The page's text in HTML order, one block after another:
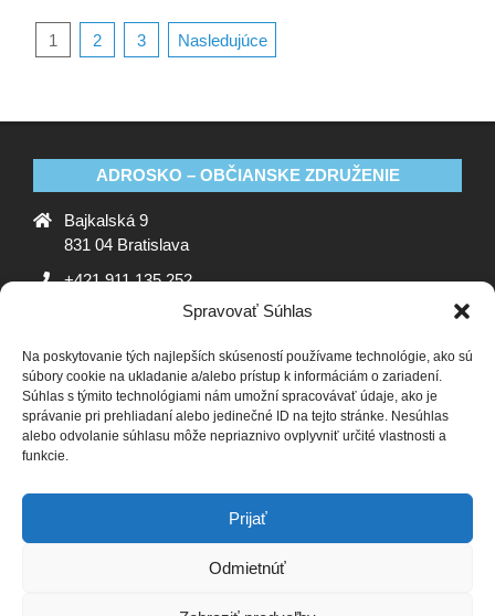
Spravovať Súhlas
Na poskytovanie tých najlepších skúseností používame technológie, ako sú
súbory cookie na ukladanie a/alebo prístup k informáciám o zariadení.
Súhlas s týmito technológiami nám umožní spracovávať údaje, ako je
správanie pri prehliadaní alebo jedinečné ID na tejto stránke. Nesúhlas
alebo odvolanie súhlasu môže nepriaznivo ovplyvniť určité vlastnosti a
funkcie.
Prijať
Odmietnúť
1 2 3 Nasledujúce
ADROSKO – OBČIANSKE ZDRUŽENIE
Bajkalská 9
831 04 Bratislava
+421 911 135 252
ADROSKO
Stanovy OZ Ochrana osobných údajov
Zásady
používania súborov cookie (EÚ)
Vyhlásenie o ochrane
osobných údajov (EU)
SLEDUJTE NÁS